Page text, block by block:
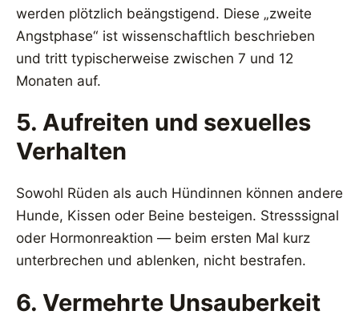
werden plötzlich beängstigend. Diese „zweite
Angstphase“ ist wissenschaftlich beschrieben
und tritt typischerweise zwischen 7 und 12
Monaten auf.
5. Aufreiten und sexuelles
Verhalten
Sowohl Rüden als auch Hündinnen können andere
Hunde, Kissen oder Beine besteigen. Stresssignal
oder Hormonreaktion — beim ersten Mal kurz
unterbrechen und ablenken, nicht bestrafen.
6. Vermehrte Unsauberkeit